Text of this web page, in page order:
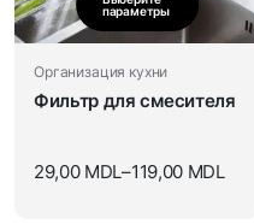
параметры
Организация кухни
Фильтр для смесителя
29,00 MDL–119,00 MDL